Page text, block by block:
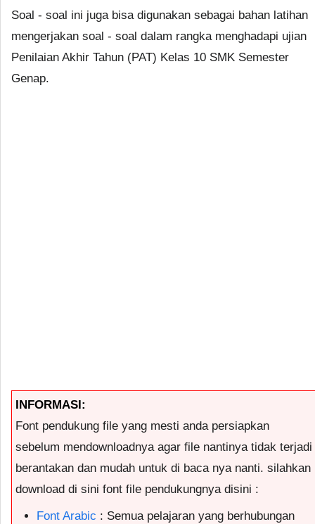
Soal - soal ini juga bisa digunakan sebagai bahan latihan
mengerjakan soal - soal dalam rangka menghadapi ujian
Penilaian Akhir Tahun (PAT) Kelas 10 SMK Semester
Genap.
INFORMASI:
Font pendukung file yang mesti anda persiapkan
sebelum mendownloadnya agar file nantinya tidak terjadi
berantakan dan mudah untuk di baca nya nanti. silahkan
download di sini font file pendukungnya disini :
Font Arabic : Semua pelajaran yang berhubungan